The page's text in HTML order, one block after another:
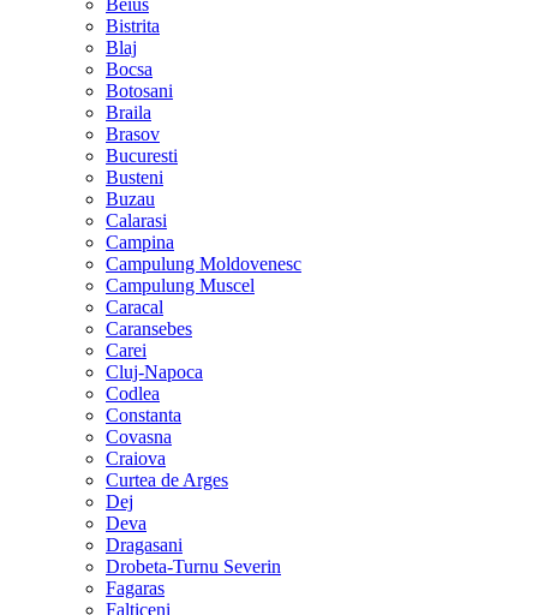
Beius
Bistrita
Blaj
Bocsa
Botosani
Braila
Brasov
Bucuresti
Busteni
Buzau
Calarasi
Campina
Campulung Moldovenesc
Campulung Muscel
Caracal
Caransebes
Carei
Cluj-Napoca
Codlea
Constanta
Covasna
Craiova
Curtea de Arges
Dej
Deva
Dragasani
Drobeta-Turnu Severin
Fagaras
Falticeni